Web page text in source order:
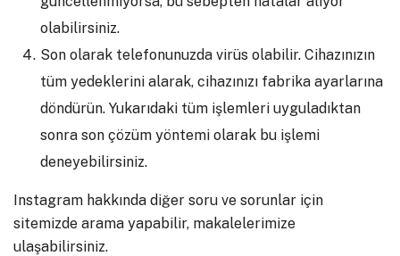
olabilirsiniz.
Son olarak telefonunuzda virüs olabilir. Cihazınızın
tüm yedeklerini alarak, cihazınızı fabrika ayarlarına
döndürün. Yukarıdaki tüm işlemleri uyguladıktan
sonra son çözüm yöntemi olarak bu işlemi
deneyebilirsiniz.
Instagram hakkında diğer soru ve sorunlar için
sitemizde arama yapabilir, makalelerimize
ulaşabilirsiniz.